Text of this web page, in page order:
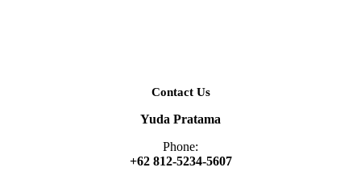
Contact Us
Yuda Pratama
Phone:
+62 812-5234-5607